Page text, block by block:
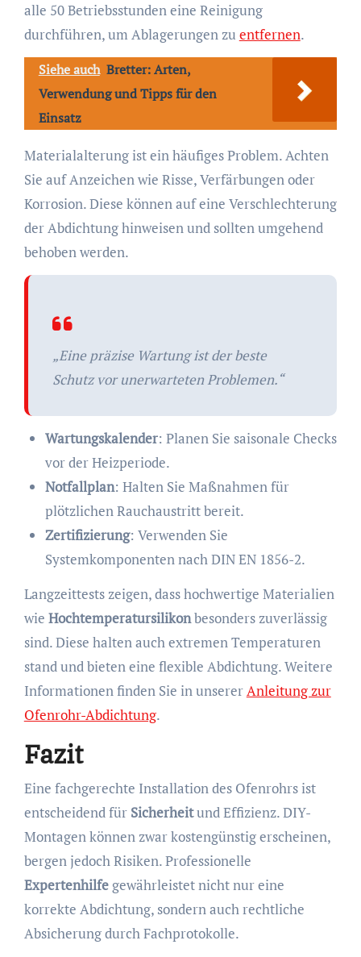
alle 50 Betriebsstunden eine Reinigung
durchführen, um Ablagerungen zu entfernen.
Siehe auch Bretter: Arten,
Verwendung und Tipps für den
Einsatz
Materialalterung ist ein häufiges Problem. Achten
Sie auf Anzeichen wie Risse, Verfärbungen oder
Korrosion. Diese können auf eine Verschlechterung
der Abdichtung hinweisen und sollten umgehend
behoben werden.
„Eine präzise Wartung ist der beste
Schutz vor unerwarteten Problemen.“
Wartungskalender: Planen Sie saisonale Checks
vor der Heizperiode.
Notfallplan: Halten Sie Maßnahmen für
plötzlichen Rauchaustritt bereit.
Zertifizierung: Verwenden Sie
Systemkomponenten nach DIN EN 1856-2.
Langzeittests zeigen, dass hochwertige Materialien
wie Hochtemperatursilikonbesonders zuverlässig
sind. Diese halten auch extremen Temperaturen
stand und bieten eine flexible Abdichtung. Weitere
Informationen finden Sie in unsererAnleitung zur
Ofenrohr-Abdichtung.
Fazit
Eine fachgerechte Installation des Ofenrohrs ist
entscheidend für Sicherheitund Effizienz. DIY-
Montagen können zwar kostengünstig erscheinen,
bergen jedoch Risiken. Professionelle
Expertenhilfegewährleistet nicht nur eine
korrekte Abdichtung, sondern auch rechtliche
Absicherung durch Fachprotokolle.